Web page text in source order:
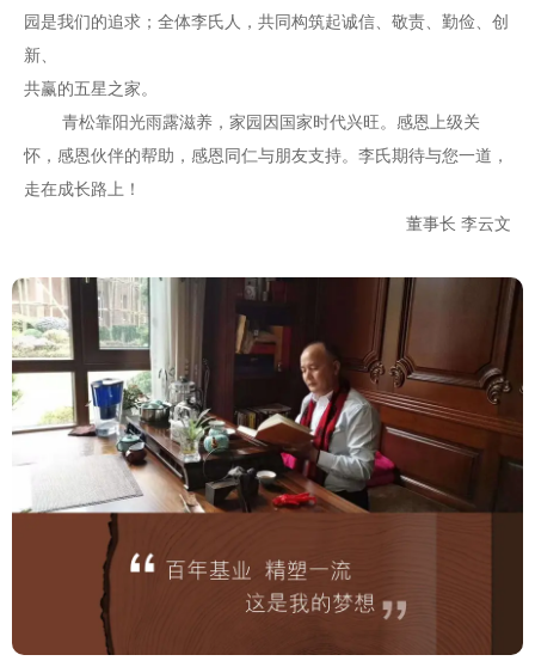
园是我们的追求；全体李氏人，共同构筑起诚信、敬责、勤俭、创
新、
共赢的五星之家。
青松靠阳光雨露滋养，家园因国家时代兴旺。感恩上级关
怀，感恩伙伴的帮助，感恩同仁与朋友支持。李氏期待与您一道，
走在成长路上！
董事长 李云文